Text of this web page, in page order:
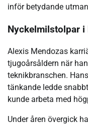
inför betydande
Nyckelmilstolpar
Alexis Mendozas
tjugoårsåldern när
teknikbranschen.
tänkande ledde
kunde arbeta med
Under åren övergick